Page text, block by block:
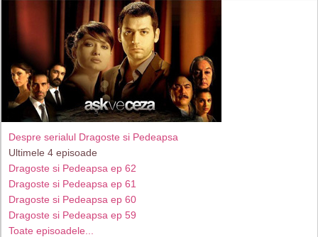
Despre serialul Dragoste si Pedeapsa
Ultimele 4 episoade
Dragoste si Pedeapsa ep 62
Dragoste si Pedeapsa ep 61
Dragoste si Pedeapsa ep 60
Dragoste si Pedeapsa ep 59
Toate episoadele...